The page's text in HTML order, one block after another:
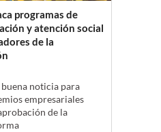
programas de
y atención social
de la
noticia para
empresariales
de la